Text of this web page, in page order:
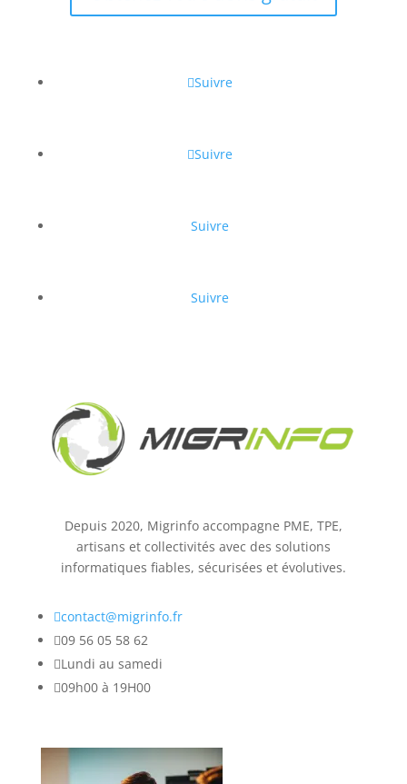
Suivre
Suivre
Suivre
Suivre
Depuis 2020, Migrinfo accompagne PME, TPE,
artisans et collectivités avec des solutions
informatiques fiables, sécurisées et évolutives.
contact@migrinfo.fr
09 56 05 58 62
Lundi au samedi
09h00 à 19H00